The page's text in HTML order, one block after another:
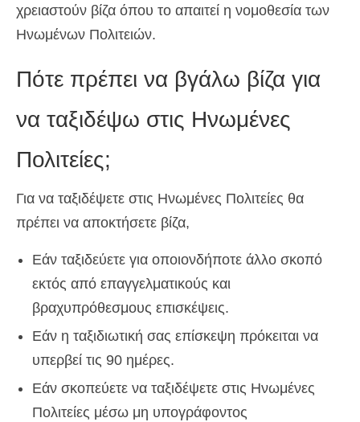
χρειαστούν βίζα όπου το απαιτεί η νομοθεσία των
Ηνωμένων Πολιτειών.
Πότε πρέπει να βγάλω βίζα για
να ταξιδέψω στις Ηνωμένες
Πολιτείες;
Για να ταξιδέψετε στις Ηνωμένες Πολιτείες θα
πρέπει να αποκτήσετε βίζα,
Εάν ταξιδεύετε για οποιονδήποτε άλλο σκοπό
εκτός από επαγγελματικούς και
βραχυπρόθεσμους επισκέψεις.
Εάν η ταξιδιωτική σας επίσκεψη πρόκειται να
υπερβεί τις 90 ημέρες.
Εάν σκοπεύετε να ταξιδέψετε στις Ηνωμένες
Πολιτείες μέσω μη υπογράφοντος